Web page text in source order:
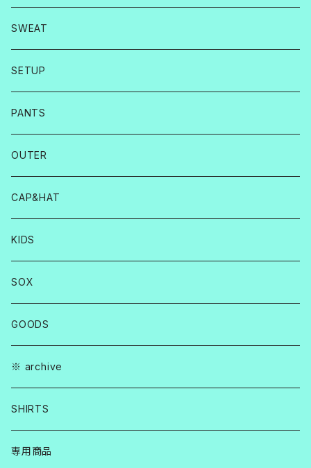
SWEAT
SETUP
PANTS
OUTER
CAP&HAT
KIDS
SOX
GOODS
※ archive
SHIRTS
専用商品